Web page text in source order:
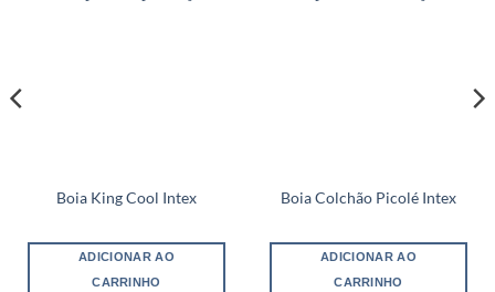
Boia King Cool Intex
ADICIONAR AO
CARRINHO
Boia Colchão Picolé Intex
ADICIONAR AO
CARRINHO